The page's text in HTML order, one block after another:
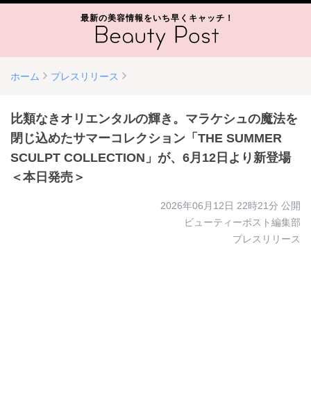
最新の美容情報をいち早くキャッチ！
ホーム プレスリリース
比類なきオリエンタルの輝き。マラケシュの魔法を
閉じ込めたサマーコレクション「THE SUMMER
SCULPT COLLECTION」が、6月12日より新登場
＜本日発売＞
2026年06月12日 22時21分 公開
ビューティーポスト編集部
プレスリリース